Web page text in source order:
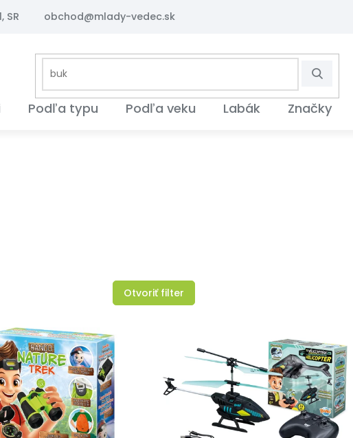
SR obchod@mlady-vedec.sk
Hľadať
Podľa typu Podľa veku Labák Značky
Otvoriť filter